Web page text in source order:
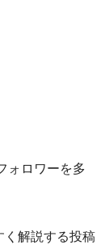
ォロワーを多
く解説する投稿